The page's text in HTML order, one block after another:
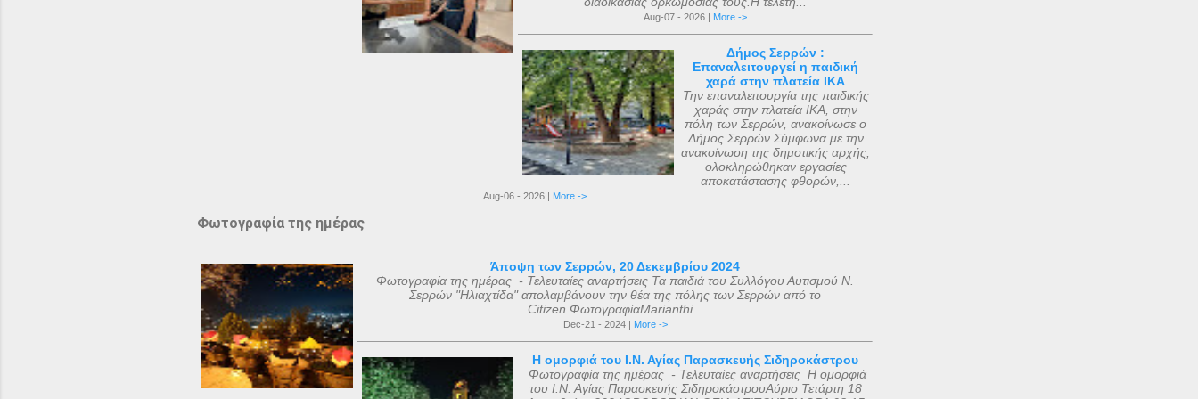
Aug-07 - 2026 | More ->
Δήμος Σερρών :
Επαναλειτουργεί η παιδική
χαρά στην πλατεία ΙΚΑ
Την επαναλειτουργία της παιδικής
χαράς στην πλατεία ΙΚΑ, στην
πόλη των Σερρών, ανακοίνωσε ο
Δήμος Σερρών.Σύμφωνα με την
ανακοίνωση της δημοτικής αρχής,
ολοκληρώθηκαν εργασίες
αποκατάστασης φθορών,...
Aug-06 - 2026 | More ->
Φωτογραφία της ημέρας
Άποψη των Σερρών, 20 Δεκεμβρίου 2024
Φωτογραφία της ημέρας - Τελευταίες αναρτήσεις Τα παιδιά του Συλλόγου Αυτισμού Ν.
Σερρών "Ηλιαχτίδα" απολαμβάνουν την θέα της πόλης των Σερρών από το
Citizen.ΦωτογραφίαMarianthi...
Dec-21 - 2024 | More ->
Η ομορφιά του Ι.Ν. Αγίας Παρασκευής Σιδηροκάστρου
Φωτογραφία της ημέρας - Τελευταίες αναρτήσεις Η ομορφιά
του Ι.Ν. Αγίας Παρασκευής ΣιδηροκάστρουΑύριο Τετάρτη 18